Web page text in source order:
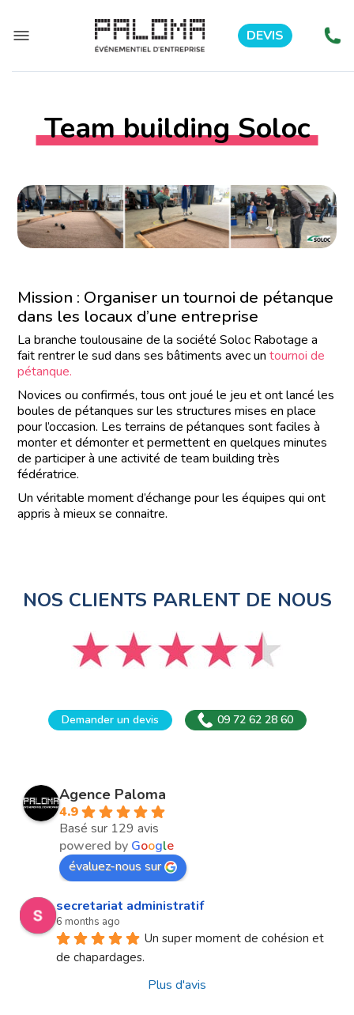
DEVIS
Team building Soloc
Mission : Organiser un tournoi de pétanque
dans les locaux d’une entreprise
La branche toulousaine de la société Soloc Rabotage a
fait rentrer le sud dans ses bâtiments avec untournoi de
pétanque.
Novices ou confirmés, tous ont joué le jeu et ont lancé les
boules de pétanques sur les structures mises en place
pour l’occasion. Les terrains de pétanques sont faciles à
monter et démonter et permettent en quelques minutes
de participer à une activité de team building très
fédératrice.
Un véritable moment d’échange pour les équipes qui ont
appris à mieux se connaitre.
NOS CLIENTS PARLENT DE NOUS
Demander un devis 09 72 62 28 60
Agence Paloma
4.9
Basé sur 129 avis
powered by Google
évaluez-nous sur
secretariat administratif
6 months ago
Un super moment de cohésion et
de chapardages.
Plus d'avis